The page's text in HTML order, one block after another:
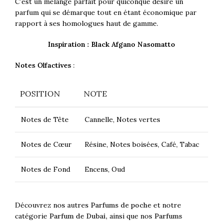
parfum qui se démarque tout en étant économique par
rapport à ses homologues haut de gamme.
Inspiration : Black Afgano Nasomatto
Notes Olfactives :
POSITION NOTE
Notes de Tête Cannelle, Notes vertes
Notes de Cœur Résine, Notes boisées, Café, Tabac
Notes de Fond Encens, Oud
Découvrez nos autres Parfums de poche et notre
catégorie Parfum de Dubai, ainsi que nos Parfums